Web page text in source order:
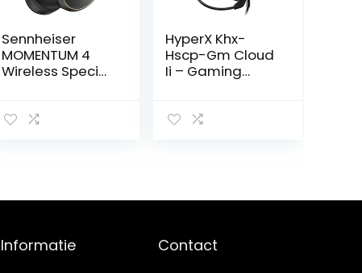
Sennheiser
MOMENTUM 4
Wireless Special
headset voor
uur accuduur,
zwart/koper
HyperX Khx-
Hscp-Gm Cloud
Ii – Gaming
Pc/Xbox
Informatie Contact